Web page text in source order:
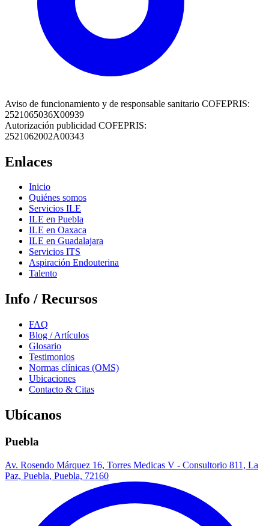
Aviso de funcionamiento y de responsable sanitario COFEPRIS:
2521065036X00939
Autorización publicidad COFEPRIS:
2521062002A00343
Enlaces
Inicio
Quiénes somos
Servicios ILE
ILE en Puebla
ILE en Oaxaca
ILE en Guadalajara
Servicios ITS
Aspiración Endouterina
Talento
Info / Recursos
FAQ
Blog / Artículos
Glosario
Testimonios
Normas clínicas (OMS)
Ubicaciones
Contacto & Citas
Ubícanos
Puebla
Av. Rosendo Márquez 16, Torres Medicas V - Consultorio 811, La
Paz, Puebla, Puebla, 72160